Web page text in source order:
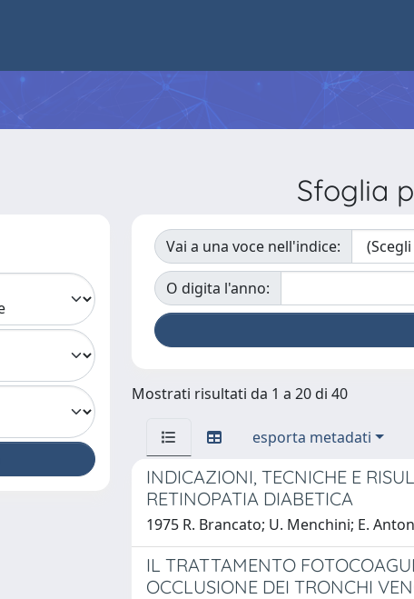
Sfoglia
Vai a una voce nell'indice:
O digita l'anno:
Mostrati risultati da 1 a 20 di 40
esporta metadati
INDICAZIONI, TECNICHE E
RETINOPATIA DIABETICA
1975 R. Brancato; U. Menchini; E.
IL TRATTAMENTO
OCCLUSIONE DEI TRONCHI